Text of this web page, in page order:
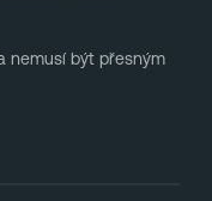
nemusí být přesným